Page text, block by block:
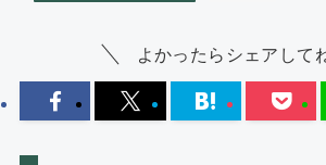
よかったらシェアして